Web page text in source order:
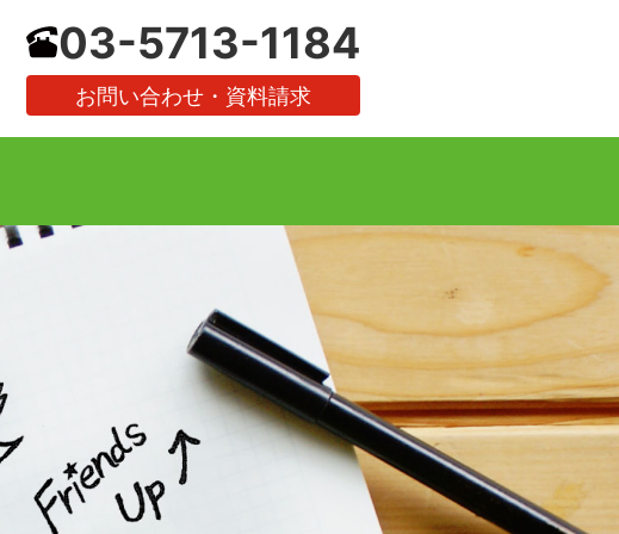
03-5713-1184
お問い合わせ・資料請求